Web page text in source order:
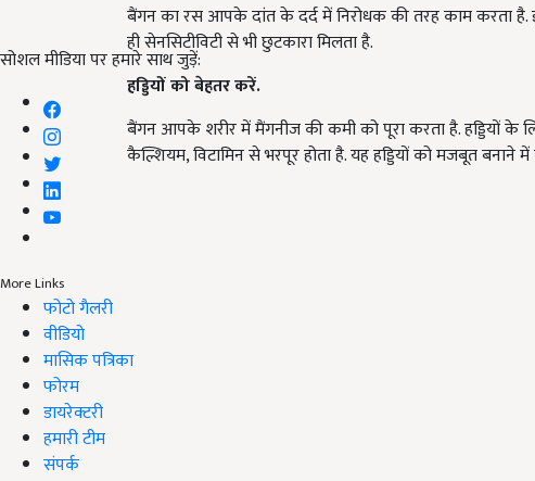
सोशल मीडिया पर हमारे साथ जुड़ें:
More Links
फोटो गैलरी
वीडियो
मासिक पत्रिका
फोरम
डायरेक्टरी
हमारी टीम
संपर्क
बैंगन का रस आपके दांत के दर्द में निरोधक की तरह काम करता है.
ही सेनसिटीविटी से भी छुटकारा मिलता है.
हड्डियों को बेहतर करें.
बैंगन आपके शरीर में मैंगनीज की कमी को पूरा करता है. हड्डियों के
कैल्शियम, विटामिन से भरपूर होता है. यह हड्डियों को मजबूत बनाने